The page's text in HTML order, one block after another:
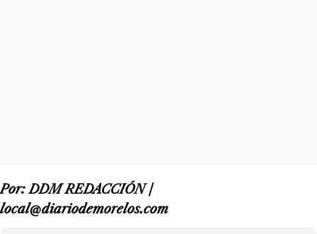
Por: DDM REDACCIÓN /
local@diariodemorelos.com